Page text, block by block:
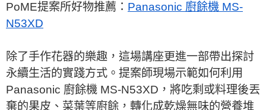
PoME提案所好物推薦： Panasonic 廚餘機 MS-
N53XD
除了手作花器的樂趣，這場講座更進一部帶出探討
永續生活的實踐方式。提案師現場示範如何利用
Panasonic 廚餘機 MS-N53XD，將吃剩或料理後丟
棄的果皮、菜葉等廚餘，轉化成乾燥無味的營養堆